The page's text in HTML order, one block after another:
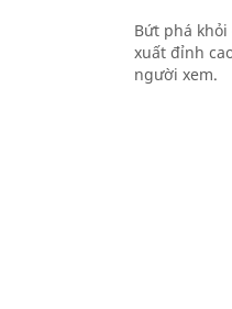
Bứt phá
xuất đỉnh
người xem.